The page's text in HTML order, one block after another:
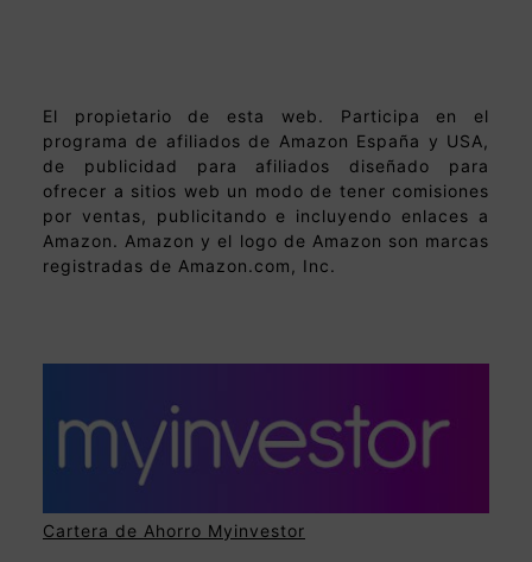
El propietario de esta web. Participa en el
programa de afiliados de Amazon España y USA,
de publicidad para afiliados diseñado para
ofrecer a sitios web un modo de tener comisiones
por ventas, publicitando e incluyendo enlaces a
Amazon. Amazon y el logo de Amazon son marcas
registradas de Amazon.com, Inc.
Cartera de Ahorro Myinvestor